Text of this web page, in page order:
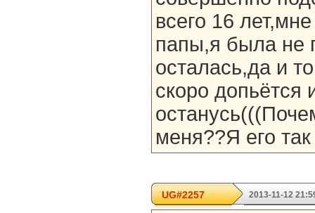
всего 16
папы,я была не
осталась,да и
скоро допьётся
меня??Я его
UG#2257 2013-11-12